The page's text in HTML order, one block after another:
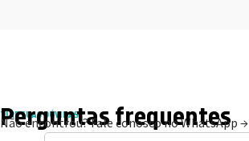
TIRE SUAS DÚVIDAS
Perguntas frequentes
Não encontrou?Fale conosco no WhatsApp →